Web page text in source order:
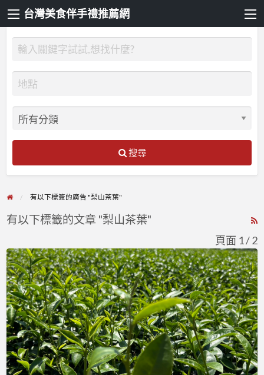
台灣美食伴手禮推薦網
搜尋
有以下標簽的廣告 "梨山茶葉"
有以下標籤的文章 "梨山茶葉"
頁面 1 / 2
茫
茫
人
海
中
找
到
對